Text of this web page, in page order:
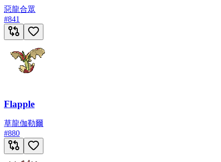
惡龍合眾
#841
Flapple
草龍伽勒爾
#880